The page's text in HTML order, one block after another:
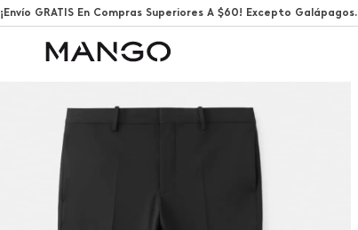
¡Envío GRATIS En Compras Superiores A $60! Excepto Galápagos.